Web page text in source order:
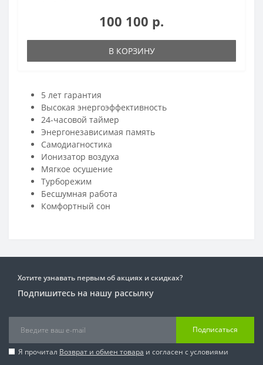
100 100 р.
В КОРЗИНУ
5 лет гарантия
Высокая энергоэффективность
24-часовой таймер
Энергонезависимая память
Самодиагностика
Ионизатор воздуха
Мягкое осушение
Турборежим
Бесшумная работа
Комфортный сон
Хотите узнавать первым об акциях и скидках?
Подпишитесь на нашу рассылку
Подписаться
Я прочитал Возврат и обмен товара и согласен с условиями